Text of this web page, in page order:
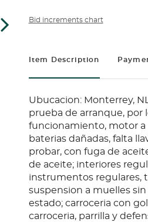
Bid increments chart
Item Description
Ubucacion: Monterrey,
prueba de arranque, por
funcionamiento, motor a
baterias dañadas, falta
probar, con fuga de
de aceite; interiores
instrumentos regulares,
suspension a muelles
estado; carroceria con
carroceria, parrilla y